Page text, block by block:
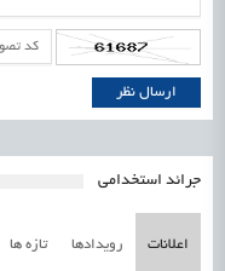
جرائد استخدامی
اعلانات رویدادها تازه ها